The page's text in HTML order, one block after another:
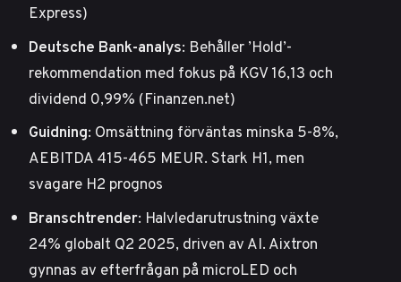
Express)
Deutsche Bank-analys: Behåller ’Hold’-
rekommendation med fokus på KGV 16,13 och
dividend 0,99% (Finanzen.net)
Guidning: Omsättning förväntas minska 5-8%,
AEBITDA 415-465 MEUR. Stark H1, men
svagare H2 prognos
Branschtrender: Halvledarutrustning växte
24% globalt Q2 2025, driven av AI. Aixtron
gynnas av efterfrågan på microLED och